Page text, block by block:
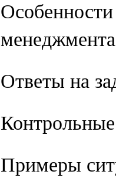
Особенности
менеджмента
Ответы на
Примеры